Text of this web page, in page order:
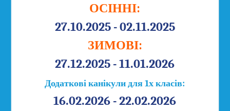
ОСІННІ:
27.10.2025 - 02.11.2025
ЗИМОВІ:
27.12.2025 - 11.01.2026
Додаткові канікули для 1х класів:
16.02.2026 - 22.02.2026